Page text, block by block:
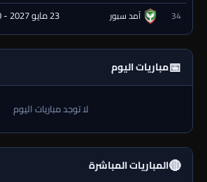
34 آمد سبور 23 مايو 2027 - 20:00
📅مباريات اليوم
لا توجد مباريات اليوم
🔴المباريات المباشرة